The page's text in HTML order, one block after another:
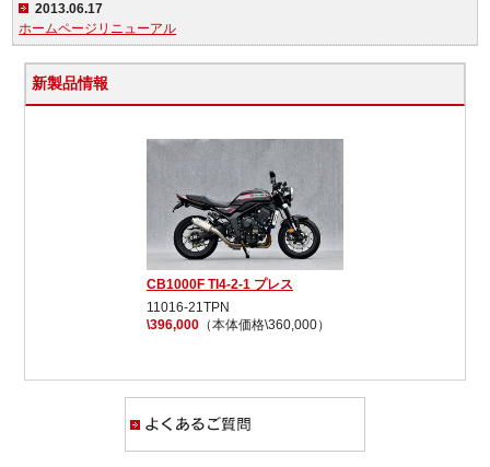
2013.06.17
ホームページリニューアル
新製品情報
CB1000F TI4-2-1 プレス
11016-21TPN
\396,000（本体価格\360,000）